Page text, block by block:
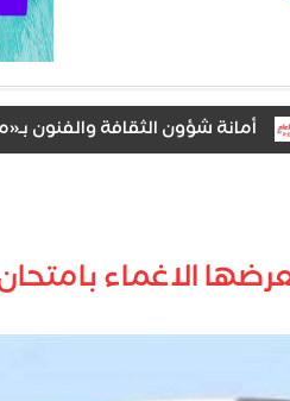
شؤون الثقافة والفنون
الاغماء بامتحان